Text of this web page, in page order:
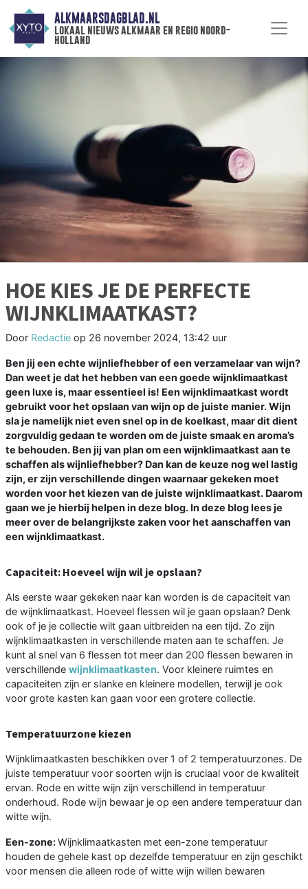
ALKMAARSDAGBLAD.NL
lokaal nieuws alkmaar en regio noord-
holland
HOE KIES JE DE PERFECTE
WIJNKLIMAATKAST?
Door Redactie op 26 november 2024, 13:42 uur
Ben jij een echte wijnliefhebber of een verzamelaar van wijn?
Dan weet je dat het hebben van een goede wijnklimaatkast
geen luxe is, maar essentieel is! Een wijnklimaatkast wordt
gebruikt voor het opslaan van wijn op de juiste manier. Wijn
sla je namelijk niet even snel op in de koelkast, maar dit dient
zorgvuldig gedaan te worden om de juiste smaak en aroma’s
te behouden. Ben jij van plan om een wijnklimaatkast aan te
schaffen als wijnliefhebber? Dan kan de keuze nog wel lastig
zijn, er zijn verschillende dingen waarnaar gekeken moet
worden voor het kiezen van de juiste wijnklimaatkast. Daarom
gaan we je hierbij helpen in deze blog. In deze blog lees je
meer over de belangrijkste zaken voor het aanschaffen van
een wijnklimaatkast.
Capaciteit: Hoeveel wijn wil je opslaan?
Als eerste waar gekeken naar kan worden is de capaciteit van
de wijnklimaatkast. Hoeveel flessen wil je gaan opslaan? Denk
ook of je je collectie wilt gaan uitbreiden na een tijd. Zo zijn
wijnklimaatkasten in verschillende maten aan te schaffen. Je
kunt al snel van 6 flessen tot meer dan 200 flessen bewaren in
verschillende wijnklimaatkasten. Voor kleinere ruimtes en
capaciteiten zijn er slanke en kleinere modellen, terwijl je ook
voor grote kasten kan gaan voor een grotere collectie.
Temperatuurzone kiezen
Wijnklimaatkasten beschikken over 1 of 2 temperatuurzones. De
juiste temperatuur voor soorten wijn is cruciaal voor de kwaliteit
ervan. Rode en witte wijn zijn verschillend in temperatuur
onderhoud. Rode wijn bewaar je op een andere temperatuur dan
witte wijn.
Een-zone:Wijnklimaatkasten met een-zone temperatuur
houden de gehele kast op dezelfde temperatuur en zijn geschikt
voor mensen die alleen rode of witte wijn willen bewaren